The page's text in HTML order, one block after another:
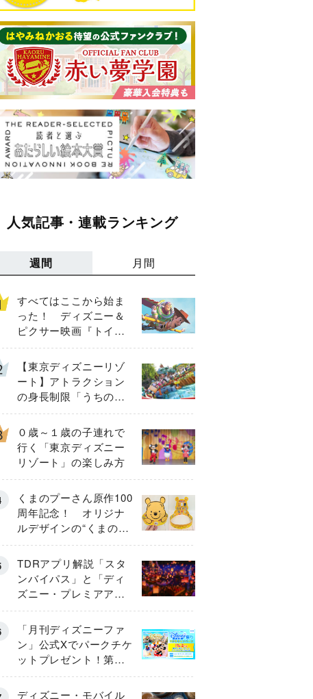
人気記事・連載ランキング
週間 月間
すべてはここから始ま
った！ ディズニー＆
ピクサー映画『トイ・
ストーリー』の主要キ
ャラクターを紹介
【東京ディズニーリゾ
ート】アトラクション
の身長制限「うちの
子、乗れる？」【81、
90、102、117㎝以上】
０歳～１歳の子連れで
行く「東京ディズニー
リゾート」の楽しみ方
くまのプーさん原作100
周年記念！ オリジナ
ルデザインの“くまのプ
ーさんデコ面”がかわい
すぎる♡
TDRアプリ解説「スタ
ンバイパス」と「ディ
ズニー・プレミアアク
セス」「プライオリテ
ィパス」「エントリー
受付」とは
「月刊ディズニーファ
ン」公式Xでパークチケ
ットプレゼント！第１
弾キャンペーン開始
ディズニー・モバイル